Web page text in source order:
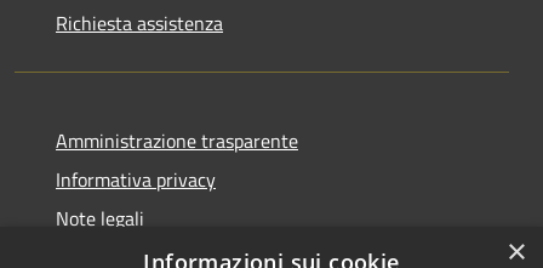
Richiesta assistenza
Amministrazione trasparente
Informativa privacy
Note legali
Dichiarazione di accessibilità
×
Informazioni sui cookie